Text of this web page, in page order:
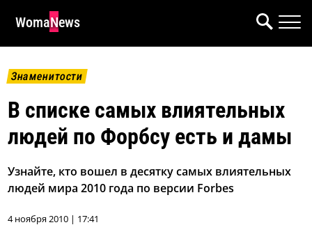
WomaNews
Знаменитости
В списке самых влиятельных
людей по Форбсу есть и дамы
Узнайте, кто вошел в десятку самых влиятельных
людей мира 2010 года по версии Forbes
4 ноября 2010 | 17:41